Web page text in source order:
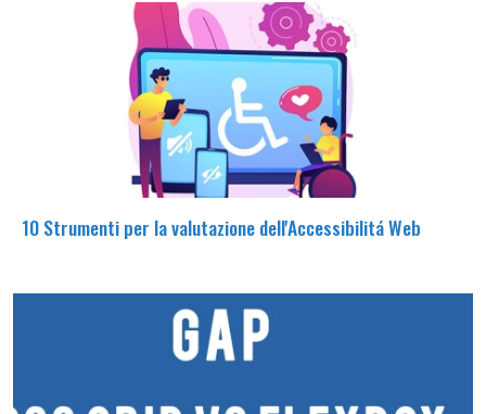
10 Strumenti per la valutazione dell'Accessibilitá Web